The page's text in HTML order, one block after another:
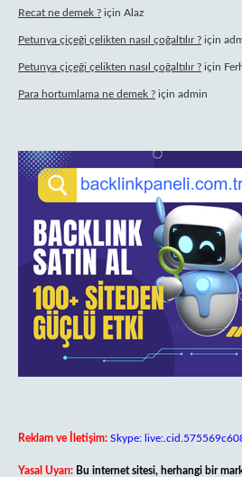
Recat ne demek ? için Alaz
Petunya çiçeği çelikten nasıl çoğaltılır ? için
Petunya çiçeği çelikten nasıl çoğaltılır ? için
Para hortumlama ne demek ? için admin
Reklam ve İletişim: Skype:
Yasal Uyarı: Bu internet sitesi, herhangi bir